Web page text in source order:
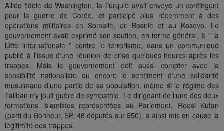
Alliée fidèle de Washington, la Turquie avait envoyé un contingent
pour la guerre de Corée, et participé plus récemment à des
opérations militaires en Somalie, en Bosnie et au Kosovo. Le
gouvernement avait exprimé son soutien, en terme général, à “ la
lutte internationale ” contre le terrorisme, dans un communiqué
publié à l'issue d'une réunion de crise quelques heures après les
frappes. Mais le gouvernement doit aussi compter avec la
sensibilité nationaliste ou encore le sentiment d'une solidarité
musulmane d’une partie de sa population, même si le régime des
Taliban n'y jouit guère de sympathie. Le dirigeant de l’une des deux
formations islamistes représentées au Parlement, Recai Kutan
(parti du Bonheur, SP, 48 députés sur 550), a ainsi mis en cause la
légitimité des frappes.